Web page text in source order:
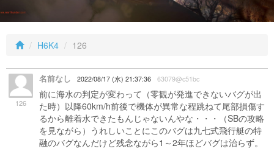
H6K4 126
126
名前なし 2022/08/17 (水) 21:37:36 63079@c51bc
前に海水の判定が変わって（零観が発進できないバグが出
た時）以降60km/h前後で機体が異常な程跳ねて尾部損傷す
るから離着水できたもんじゃないんやな・・・（SBの攻略
を見ながら）うれしいことにこのバグは九七式飛行艇の特
融のバグなんだけど残念ながら1～2年ほどバグは治らず。